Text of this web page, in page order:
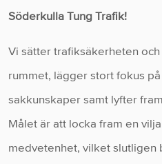
Söderkulla Tung Trafik!
Vi sätter trafiksäkerheten
rummet, lägger stort fokus
sakkunskaper samt lyfter fram
Målet är att locka fram en
medvetenhet, vilket slutligen